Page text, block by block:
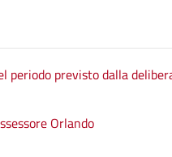
periodo previsto dalla
Orlando